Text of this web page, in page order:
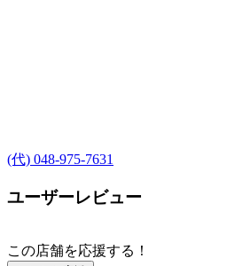
(代) 048-975-7631
ユーザーレビュー
この店舗を応援する！